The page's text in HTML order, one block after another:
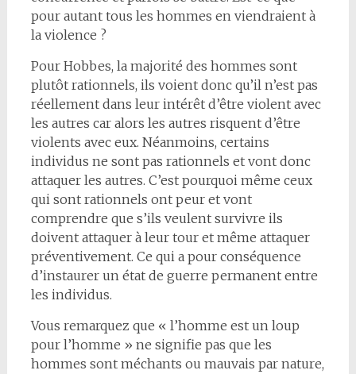
pour autant tous les hommes en viendraient à
la violence ?
Pour Hobbes, la majorité des hommes sont
plutôt rationnels, ils voient donc qu’il n’est pas
réellement dans leur intérêt d’être violent avec
les autres car alors les autres risquent d’être
violents avec eux. Néanmoins, certains
individus ne sont pas rationnels et vont donc
attaquer les autres. C’est pourquoi même ceux
qui sont rationnels ont peur et vont
comprendre que s’ils veulent survivre ils
doivent attaquer à leur tour et même attaquer
préventivement. Ce qui a pour conséquence
d’instaurer un état de guerre permanent entre
les individus.
Vous remarquez que « l’homme est un loup
pour l’homme » ne signifie pas que les
hommes sont méchants ou mauvais par nature,